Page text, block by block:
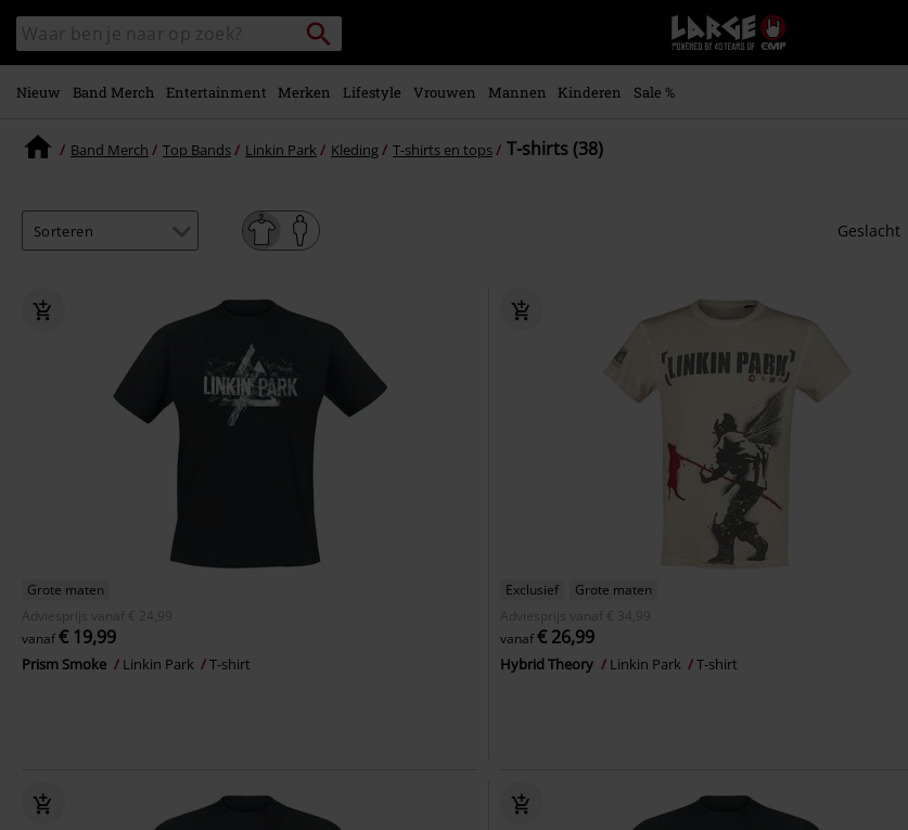
naar
hoofdinhoud
Zoek
in
catalogus
Packstation
zoeken
Large
–
Muziek-,
Nieuw Band Merch Entertainment Merken Lifestyle Vrouwen Mannen Kinderen Sale %
Band Merch Top Bands Linkin Park Kleding T-shirts en tops T-shirts (38)
Geslacht
Grote maten
Adviesprijs
vanaf € 24,99
vanaf€ 19,99
Prism Smoke Linkin Park T-shirt
Exclusief
Grote maten
Adviesprijs
vanaf € 34,99
vanaf€ 26,99
Hybrid Theory Linkin Park T-shirt